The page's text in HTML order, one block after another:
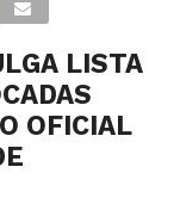
LISTA
OFICIAL